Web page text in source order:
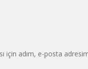
için adım, e-posta